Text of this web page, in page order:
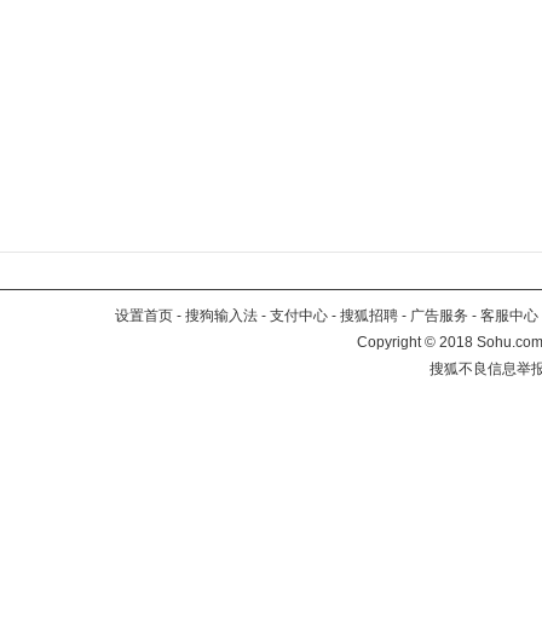
设置首页 - 搜狗输入法 - 支付中心 - 搜狐招聘 - 广告服务 - 客服中心
Copyright©2018
搜狐不良信息举